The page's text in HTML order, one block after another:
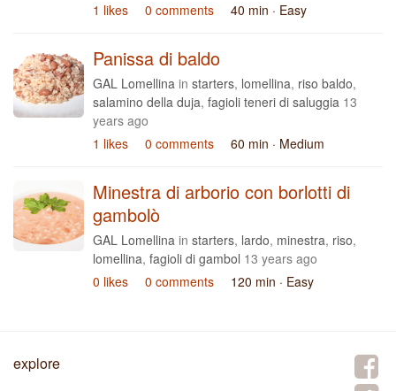
1 likes
0 comments 40 min · Easy
Panissa di baldo
GAL Lomellina in starters, lomellina, riso baldo,
salamino della duja, fagioli teneri di saluggia 13
years ago
1 likes
0 comments 60 min · Medium
Minestra di arborio con borlotti di
gambolò
GAL Lomellina in starters, lardo, minestra, riso,
lomellina, fagioli di gambol 13 years ago
0 likes
0 comments 120 min · Easy
explore